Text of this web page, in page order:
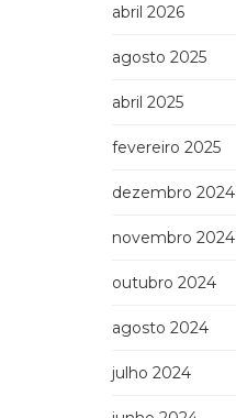
abril 2026
agosto 2025
abril 2025
fevereiro 2025
dezembro 2024
novembro 2024
outubro 2024
agosto 2024
julho 2024